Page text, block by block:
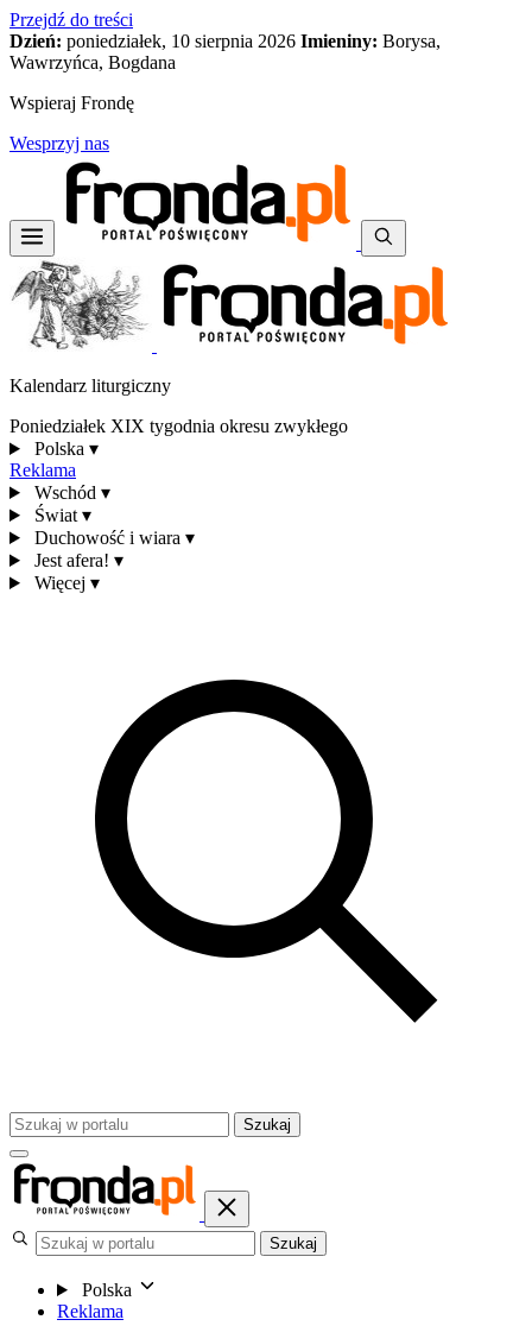
Przejdź do treści
Dzień: poniedziałek, 10 sierpnia 2026 Imieniny: Borysa,
Wawrzyńca, Bogdana
Wspieraj Frondę
Wesprzyj nas
Kalendarz liturgiczny
Poniedziałek XIX tygodnia okresu zwykłego
Polska ▾
Reklama
Wschód ▾
Świat ▾
Duchowość i wiara ▾
Jest afera! ▾
Więcej ▾
Szukaj
Szukaj
Polska
Reklama